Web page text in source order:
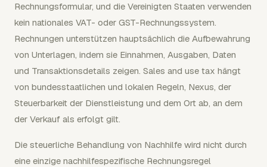
Rechnungsformular, und die Vereinigten Staaten verwenden
kein nationales VAT- oder GST-Rechnungssystem.
Rechnungen unterstützen hauptsächlich die Aufbewahrung
von Unterlagen, indem sie Einnahmen, Ausgaben, Daten
und Transaktionsdetails zeigen. Sales and use tax hängt
von bundesstaatlichen und lokalen Regeln, Nexus, der
Steuerbarkeit der Dienstleistung und dem Ort ab, an dem
der Verkauf als erfolgt gilt.
Die steuerliche Behandlung von Nachhilfe wird nicht durch
eine einzige nachhilfespezifische Rechnungsregel